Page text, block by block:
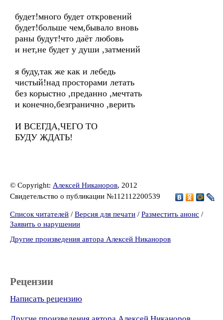
будет!много будет откровений
будет!больше чем,бывало вновь
раны будут!что даёт любовь
и нет,не будет у души ,затмений
я буду,так же как и лебедь
чистый!над просторами летать
без корыстно ,преданно ,мечтать
и конечно,безгранично ,верить
И ВСЕГДА,ЧЕГО ТО
БУДУ ЖДАТЬ!
© Copyright: Алексей Никаноров, 2012
Свидетельство о публикации №112112200539
Список читателей / Версия для печати / Разместить анонс /
Заявить о нарушении
Другие произведения автора Алексей Никаноров
Рецензии
Написать рецензию